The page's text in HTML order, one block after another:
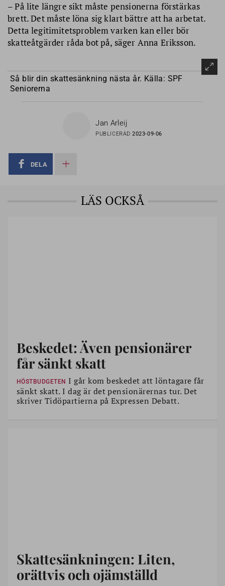
– På lite längre sikt måste pensionerna förstärkas
brett. Det måste löna sig klart bättre att ha arbetat.
Detta legitimitetsproblem varken kan eller bör
skatteåtgärder råda bot på, säger Anna Eriksson.
Så blir din skattesänkning nästa år. Källa: SPF
Seniorerna
Jan Arleij
PUBLICERAD2023-09-06
DELA
LÄS OCKSÅ
Beskedet: Även pensionärer
får sänkt skatt
HÖSTBUDGETEN I går kom beskedet att löntagare får
sänkt skatt. I dag är det pensionärernas tur. Det
skriver Tidöpartierna på Expressen Debatt.
Skattesänkningen: Liten,
orättvis och ojämställd